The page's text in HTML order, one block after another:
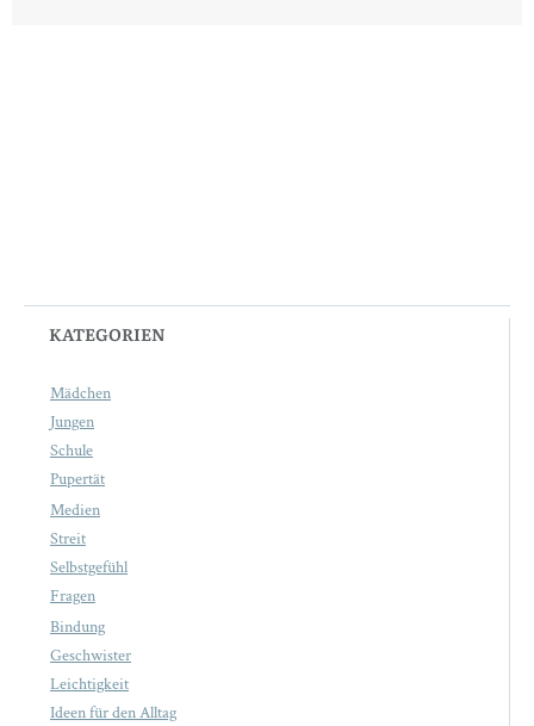
KATEGORIEN
Mädchen
Jungen
Schule
Pupertät
Medien
Streit
Selbstgefühl
Fragen
Bindung
Geschwister
Leichtigkeit
Ideen für den Alltag